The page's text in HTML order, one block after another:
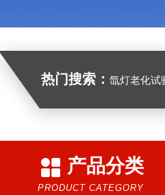
热门搜索： 氙灯老化试验箱，气体
产品分类
PRODUCT CATEGORY